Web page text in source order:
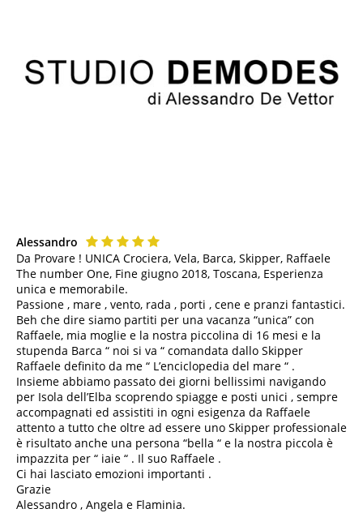
Alessandro
Da Provare ! UNICA Crociera, Vela, Barca, Skipper, Raffaele
The number One, Fine giugno 2018, Toscana, Esperienza
unica e memorabile.
Passione , mare , vento, rada , porti , cene e pranzi fantastici.
Beh che dire siamo partiti per una vacanza “unica” con
Raffaele, mia moglie e la nostra piccolina di 16 mesi e la
stupenda Barca “ noi si va “ comandata dallo Skipper
Raffaele definito da me “ L’enciclopedia del mare “ .
Insieme abbiamo passato dei giorni bellissimi navigando
per Isola dell’Elba scoprendo spiagge e posti unici , sempre
accompagnati ed assistiti in ogni esigenza da Raffaele
attento a tutto che oltre ad essere uno Skipper professionale
è risultato anche una persona “bella “ e la nostra piccola è
impazzita per “ iaie “ . Il suo Raffaele .
Ci hai lasciato emozioni importanti .
Grazie
Alessandro , Angela e Flaminia.